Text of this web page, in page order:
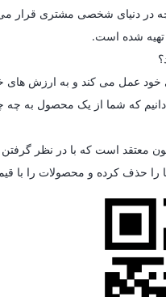
در دنیای شخصی مشتری قرار می
شده است.
خود عمل می کند و به ارزش های
که شما از یک محصول به چه
معتقد است که با در نظر
را حذف کرده و محصولات را با